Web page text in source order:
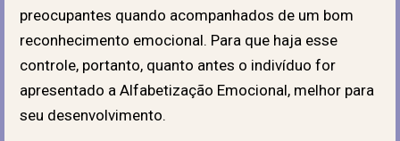
preocupantes quando acompanhados de um bom
reconhecimento emocional. Para que haja esse
controle, portanto, quanto antes o indivíduo for
apresentado a Alfabetização Emocional, melhor para
seu desenvolvimento.